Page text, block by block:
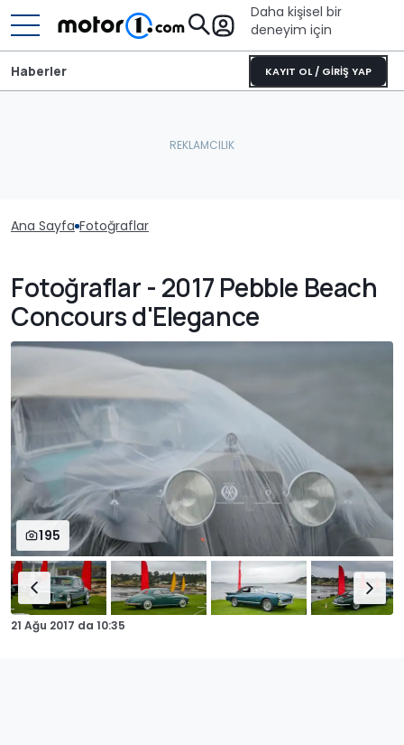
Daha kişisel bir
deneyim için
KAYIT OL / GİRİŞ YAP
Haberler
Ana Sayfa Fotoğraflar
Fotoğraflar - 2017 Pebble Beach
Concours d'Elegance
195
21 Ağu 2017 da 10:35